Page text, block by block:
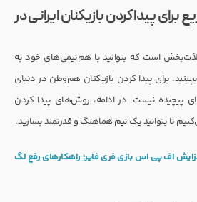
برای پیدا کردن بازیکنان ایرانی در
است که بتوانید با هم‌تیمی‌های خود به
برای پیدا کردن بازیکنان هم‌وطن در دنیای
پیچیده نیست. در ادامه، روش‌های پیدا کردن
تا بتوانید یک تیم هماهنگ و قدرتمند بسازید.
اف پی اس بازی فری فایر؛ راهکارهای رفع لگ